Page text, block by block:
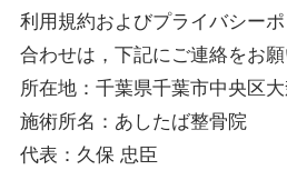
利用規約およびプライバシー
合わせは，下記にご連絡をお願
所在地：千葉県千葉市中央区
施術所名：あしたば整骨院
代表：久保 忠臣